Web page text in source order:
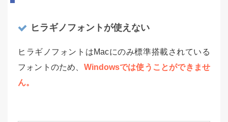
ヒラギノフォントが使えない
ヒラギノフォントはMacにのみ標準搭載されている
フォントのため、 Windowsでは使うことができませ
ん。